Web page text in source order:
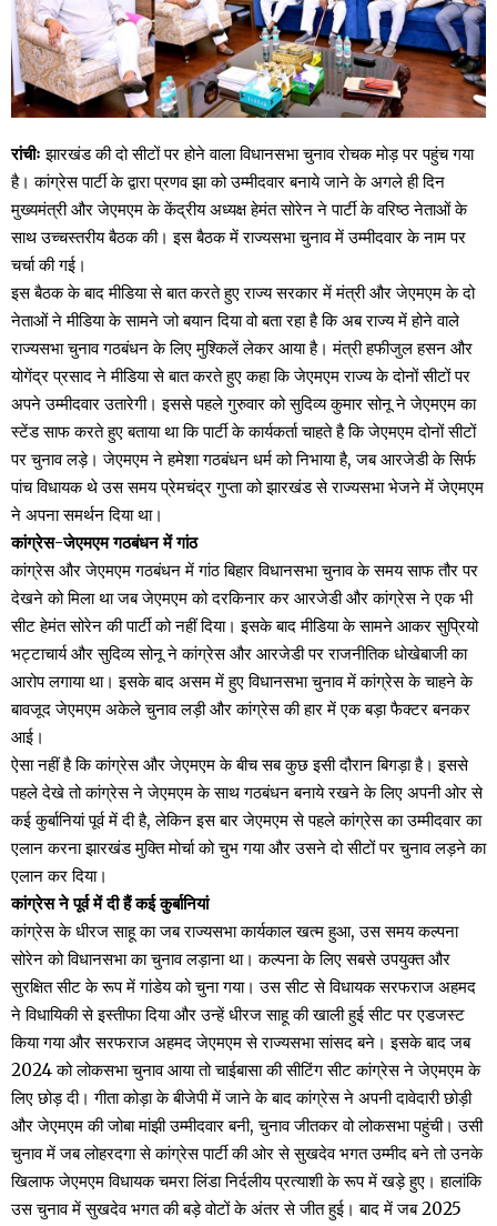
रांचीः झारखंड की दो सीटों पर होने वाला विधानसभा चुनाव रोचक मोड़ पर पहुंच गया
है। कांग्रेस पार्टी के द्वारा प्रणव झा को उम्मीदवार बनाये जाने के अगले ही दिन
मुख्यमंत्री और जेएमएम के केंद्रीय अध्यक्ष हेमंत सोरेन ने पार्टी के वरिष्ठ नेताओं के
साथ उच्चस्तरीय बैठक की। इस बैठक में राज्यसभा चुनाव में उम्मीदवार के नाम पर
चर्चा की गई।
इस बैठक के बाद मीडिया से बात करते हुए राज्य सरकार में मंत्री और जेएमएम के दो
नेताओं ने मीडिया के सामने जो बयान दिया वो बता रहा है कि अब राज्य में होने वाले
राज्यसभा चुनाव गठबंधन के लिए मुश्किलें लेकर आया है। मंत्री हफीजुल हसन और
योगेंद्र प्रसाद ने मीडिया से बात करते हुए कहा कि जेएमएम राज्य के दोनों सीटों पर
अपने उम्मीदवार उतारेगी। इससे पहले गुरुवार को सुदिव्य कुमार सोनू ने जेएमएम का
स्टेंड साफ करते हुए बताया था कि पार्टी के कार्यकर्ता चाहते है कि जेएमएम दोनों सीटों
पर चुनाव लड़े। जेएमएम ने हमेशा गठबंधन धर्म को निभाया है, जब आरजेडी के सिर्फ
पांच विधायक थे उस समय प्रेमचंद्र गुप्ता को झारखंड से राज्यसभा भेजने में जेएमएम
ने अपना समर्थन दिया था।
कांग्रेस-जेएमएम गठबंधन में गांठ
कांग्रेस और जेएमएम गठबंधन में गांठ बिहार विधानसभा चुनाव के समय साफ तौर पर
देखने को मिला था जब जेएमएम को दरकिनार कर आरजेडी और कांग्रेस ने एक भी
सीट हेमंत सोरेन की पार्टी को नहीं दिया। इसके बाद मीडिया के सामने आकर सुप्रियो
भट्टाचार्य और सुदिव्य सोनू ने कांग्रेस और आरजेडी पर राजनीतिक धोखेबाजी का
आरोप लगाया था। इसके बाद असम में हुए विधानसभा चुनाव में कांग्रेस के चाहने के
बावजूद जेएमएम अकेले चुनाव लड़ी और कांग्रेस की हार में एक बड़ा फैक्टर बनकर
आई।
ऐसा नहीं है कि कांग्रेस और जेएमएम के बीच सब कुछ इसी दौरान बिगड़ा है। इससे
पहले देखे तो कांग्रेस ने जेएमएम के साथ गठबंधन बनाये रखने के लिए अपनी ओर से
कई कुर्बानियां पूर्व में दी है, लेकिन इस बार जेएमएम से पहले कांग्रेस का उम्मीदवार का
एलान करना झारखंड मुक्ति मोर्चा को चुभ गया और उसने दो सीटों पर चुनाव लड़ने का
एलान कर दिया।
कांग्रेस ने पूर्व में दी हैं कई कुर्बानियां
कांग्रेस के धीरज साहू का जब राज्यसभा कार्यकाल खत्म हुआ, उस समय कल्पना
सोरेन को विधानसभा का चुनाव लड़ाना था। कल्पना के लिए सबसे उपयुक्त और
सुरक्षित सीट के रूप में गांडेय को चुना गया। उस सीट से विधायक सरफराज अहमद
ने विधायिकी से इस्तीफा दिया और उन्हें धीरज साहू की खाली हुई सीट पर एडजस्ट
किया गया और सरफराज अहमद जेएमएम से राज्यसभा सांसद बने। इसके बाद जब
2024 को लोकसभा चुनाव आया तो चाईबासा की सीटिंग सीट कांग्रेस ने जेएमएम के
लिए छोड़ दी। गीता कोड़ा के बीजेपी में जाने के बाद कांग्रेस ने अपनी दावेदारी छोड़ी
और जेएमएम की जोबा मांझी उम्मीदवार बनी, चुनाव जीतकर वो लोकसभा पहुंची। उसी
चुनाव में जब लोहरदगा से कांग्रेस पार्टी की ओर से सुखदेव भगत उम्मीद बने तो उनके
खिलाफ जेएमएम विधायक चमरा लिंडा निर्दलीय प्रत्याशी के रूप में खड़े हुए। हालांकि
उस चुनाव में सुखदेव भगत की बड़े वोटों के अंतर से जीत हुई। बाद में जब 2025